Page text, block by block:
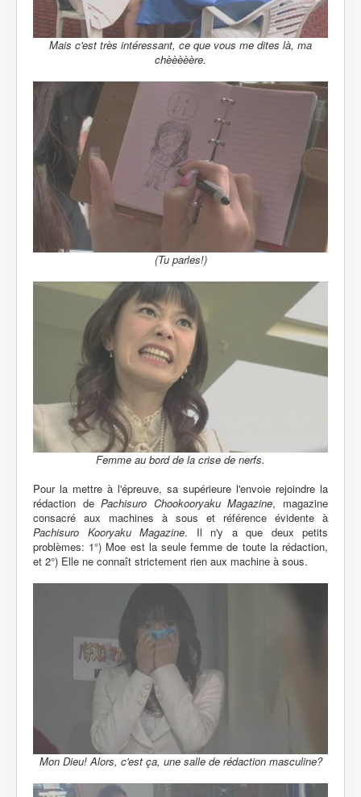
Mais c'est très intéressant, ce que vous me dites là, ma
chèèèèère.
(Tu parles!)
Femme au bord de la crise de nerfs.
Pour la mettre à l'épreuve, sa supérieure l'envoie rejoindre la
rédaction dePachisuro Chookooryaku Magazine, magazine
consacré aux machines à sous et référence évidente à
Pachisuro Kooryaku Magazine. Il n'y a que deux petits
problèmes: 1°) Moe est la seule femme de toute la rédaction,
et 2°) Elle ne connaît strictement rien aux machine à sous.
Mon Dieu! Alors, c'est ça, une salle de rédaction masculine?